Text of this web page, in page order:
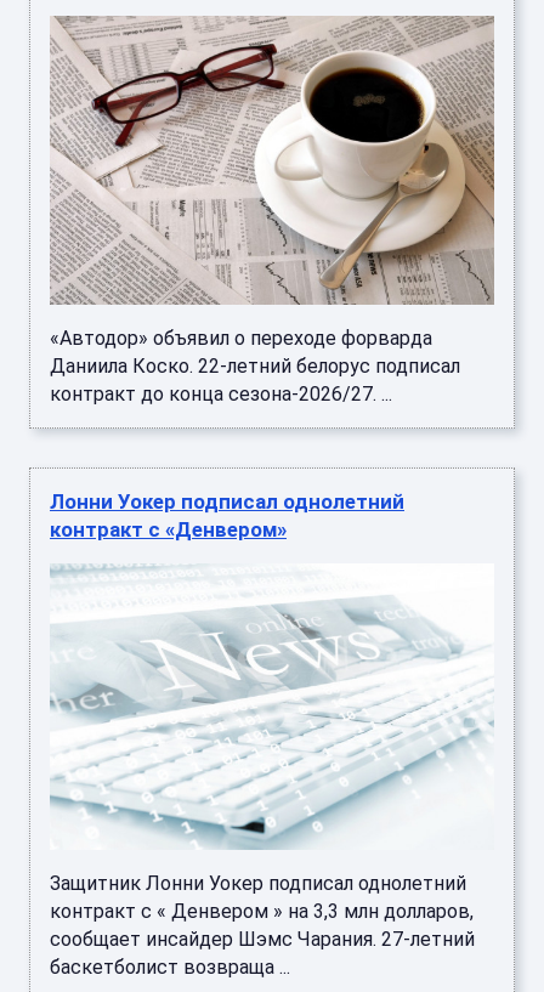
«Автодор» объявил о переходе форварда
Даниила Коско. 22-летний белорус подписал
контракт до конца сезона-2026/27. ...
Лонни Уокер подписал однолетний
контракт с «Денвером»
Защитник Лонни Уокер подписал однолетний
контракт с « Денвером » на 3,3 млн долларов,
сообщает инсайдер Шэмс Чарания. 27-летний
баскетболист возвраща ...